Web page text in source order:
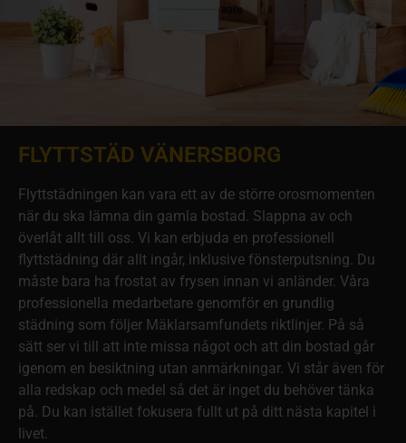
FLYTTSTÄD VÄNERSBORG
Flyttstädningen kan vara ett av de större orosmomenten
när du ska lämna din gamla bostad. Slappna av och
överlåt allt till oss. Vi kan erbjuda en professionell
flyttstädning där allt ingår, inklusive fönsterputsning. Du
måste bara ha frostat av frysen innan vi anländer. Våra
professionella medarbetare genomför en grundlig
städning som följer Mäklarsamfundets riktlinjer. På så
sätt ser vi till att inte missa något och att din bostad går
igenom en besiktning utan anmärkningar. Vi står även för
alla redskap och medel så det är inget du behöver tänka
på. Du kan istället fokusera fullt ut på ditt nästa kapitel i
livet.